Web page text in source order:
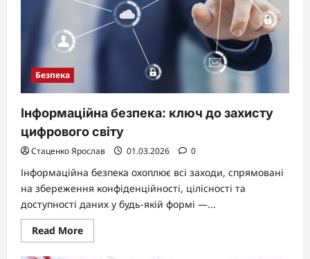
Безпека
Інформаційна безпека: ключ до захисту
цифрового світу
Стаценко Ярослав 01.03.2026 0
Інформаційна безпека охоплює всі заходи, спрямовані
на збереження конфіденційності, цілісності та
доступності даних у будь-якій формі —...
Read MoreRead
more